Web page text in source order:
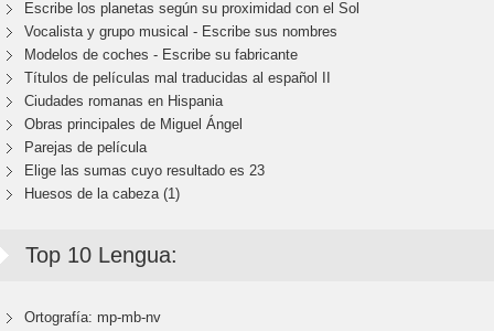
Escribe los planetas según su proximidad con el Sol
Vocalista y grupo musical - Escribe sus nombres
Modelos de coches - Escribe su fabricante
Títulos de películas mal traducidas al español II
Ciudades romanas en Hispania
Obras principales de Miguel Ángel
Parejas de película
Elige las sumas cuyo resultado es 23
Huesos de la cabeza (1)
Top 10 Lengua:
Ortografía: mp-mb-nv